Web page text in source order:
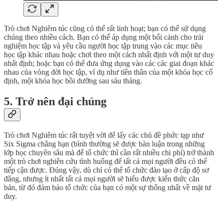
Trò chơi Nghiêm túc cũng có thể rất linh hoạt; bạn có thể sử dụng
chúng theo nhiều cách. Bạn có thể áp dụng một bối cảnh cho trải
nghiệm học tập và yêu cầu người học tập trung vào các mục tiêu
học tập khác nhau hoặc chơi theo một cách nhất định với một tư duy
nhất định; hoặc bạn có thể đưa ứng dụng vào các các giai đoạn khác
nhau của vòng đời học tập, ví dụ như tiền thân của một khóa học cố
định, một khóa học bồi dưỡng sau sáu tháng.
5. Trở nên đại chúng
Trò chơi Nghiêm túc rất tuyệt vời để lấy các chủ đề phức tạp như
Six Sigma chẳng hạn (bình thường sẽ được bàn luận trong những
lớp học chuyên sâu mà để tổ chức thì cần rất nhiều chi phí) trở thành
một trò chơi nghiên cứu tình huống để tất cả mọi người đều có thể
tiếp cận được. Đúng vậy, dù chỉ có thể tổ chức đào tạo ở cấp độ sơ
đẳng, nhưng ít nhất tất cả mọi người sẽ hiểu được kiến thức căn
bản, từ đó đảm bảo tổ chức của bạn có một sự thống nhất về mặt tư
duy.